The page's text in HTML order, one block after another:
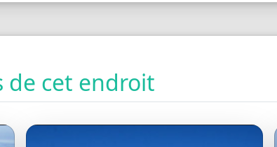
de cet endroit